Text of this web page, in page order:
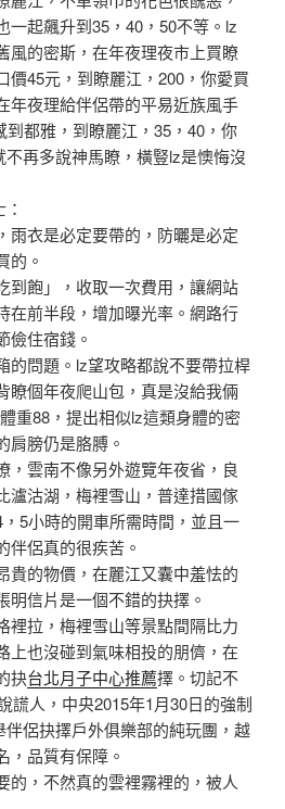
一起飆升到35，40，50不等。lz
風的密斯，在年夜理夜市上買瞭
價45元，到瞭麗江，200，你愛買
年夜理給伴侶帶的平易近族風手
都雅，到瞭麗江，35，40，你
再多說神馬瞭，橫豎lz是懊悔沒
衣是必定要帶的，防曬是必定
的。
飽」，收取一次費用，讓網站
在前半段，增加曝光率。網路行
儉住宿錢。
問題。lz望攻略都說不要帶拉桿
瞭個年夜爬山包，真是沒給我倆
重88，提出相似lz這類身體的密
肩膀仍是胳膊。
雲南不像另外遊覽年夜省，良
瀘沽湖，梅裡雪山，普達措國傢
5小時的開車所需時間，並且一
伴侶真的很疾苦。
的物價，在麗江又囊中羞怯的
明信片是一個不錯的抉擇。
拉，梅裡雪山等景點間隔比力
上也沒碰到氣味相投的朋儕，在
抉台北月子中心推薦擇。切記不
謊人，中央2015年1月30日的強制
侶抉擇戶外俱樂部的純玩團，越
，品質有保障。
，不然真的雲裡霧裡的，被人